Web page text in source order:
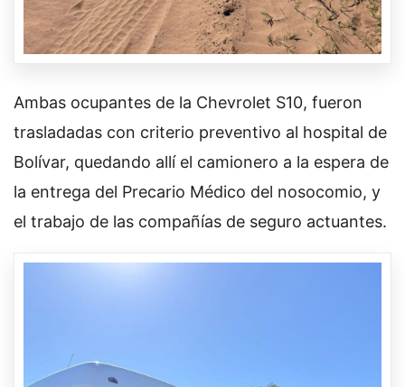
Ambas ocupantes de la Chevrolet S10, fueron
trasladadas con criterio preventivo al hospital de
Bolívar, quedando allí el camionero a la espera de
la entrega del Precario Médico del nosocomio, y
el trabajo de las compañías de seguro actuantes.